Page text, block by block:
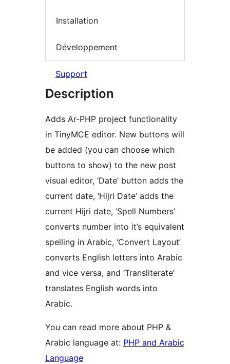
Installation
Développement
Support
Description
Adds Ar-PHP project functionality
in TinyMCE editor. New buttons will
be added (you can choose which
buttons to show) to the new post
visual editor, ‘Date’ button adds the
current date, ‘Hijri Date’ adds the
current Hijri date, ‘Spell Numbers’
converts number into it’s equivalent
spelling in Arabic, ‘Convert Layout’
converts English letters into Arabic
and vice versa, and ‘Transliterate’
translates English words into
Arabic.
You can read more about PHP &
Arabic language at: PHP and Arabic
Language